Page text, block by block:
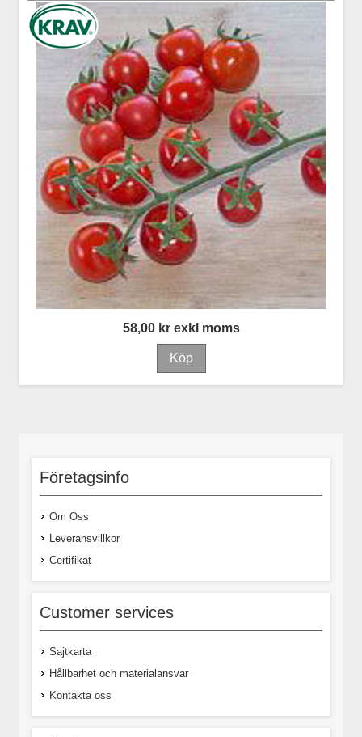
58,00 kr exkl moms
Företagsinfo
Om Oss
Leveransvillkor
Certifikat
Customer services
Sajtkarta
Hållbarhet och materialansvar
Kontakta oss